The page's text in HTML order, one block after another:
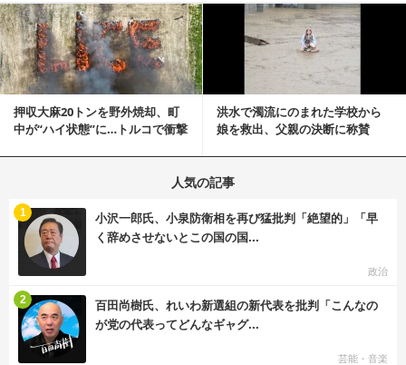
押収大麻20トンを野外焼却、町
中が“ハイ状態”に…トルコで衝撃
洪水で濁流にのまれた学校から
娘を救出、父親の決断に称賛
記事を読む
人気の記事
小沢一郎氏、小泉防衛相を再び猛批判「絶望的」「早
く辞めさせないとこの国の国...
政治
1
百田尚樹氏、れいわ新選組の新代表を批判「こんなの
が党の代表ってどんなギャグ...
芸能・音楽
2